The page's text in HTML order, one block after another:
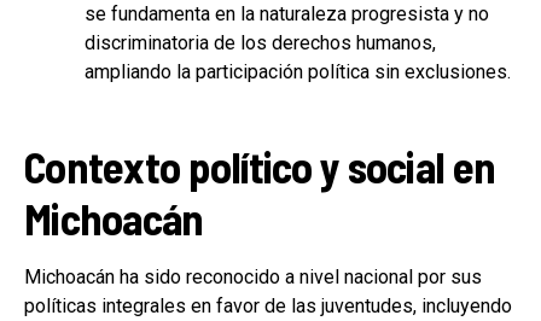
se fundamenta en la naturaleza progresista y no
discriminatoria de los derechos humanos,
ampliando la participación política sin exclusiones.
Contexto político y social en
Michoacán
Michoacán ha sido reconocido a nivel nacional por sus
políticas integrales en favor de las juventudes, incluyendo